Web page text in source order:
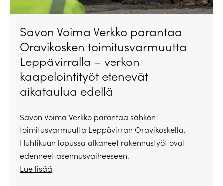
Savon Voima Verkko parantaa
Oravikosken toimitusvarmuutta
Leppävirralla – verkon
kaapelointityöt etenevät
aikataulua edellä
Savon Voima Verkko parantaa sähkön
toimitusvarmuutta Leppävirran Oravikoskella.
Huhtikuun lopussa alkaneet rakennustyöt ovat
edenneet asennusvaiheeseen.
Lue lisää